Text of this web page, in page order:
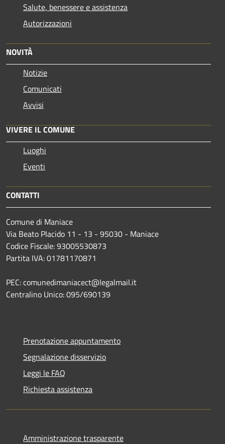
Salute, benessere e assistenza
Autorizzazioni
NOVITÀ
Notizie
Comunicati
Avvisi
VIVERE IL COMUNE
Luoghi
Eventi
CONTATTI
Comune di Maniace
Via Beato Placido 11 - 13 - 95030 - Maniace
Codice Fiscale: 93005530873
Partita IVA: 01781170871
PEC: comunedimaniacect@legalmail.it
Centralino Unico: 095/690139
Prenotazione appuntamento
Segnalazione disservizio
Leggi le FAQ
Richiesta assistenza
Amministrazione trasparente